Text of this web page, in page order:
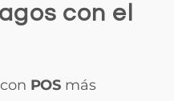
con el
con POS más